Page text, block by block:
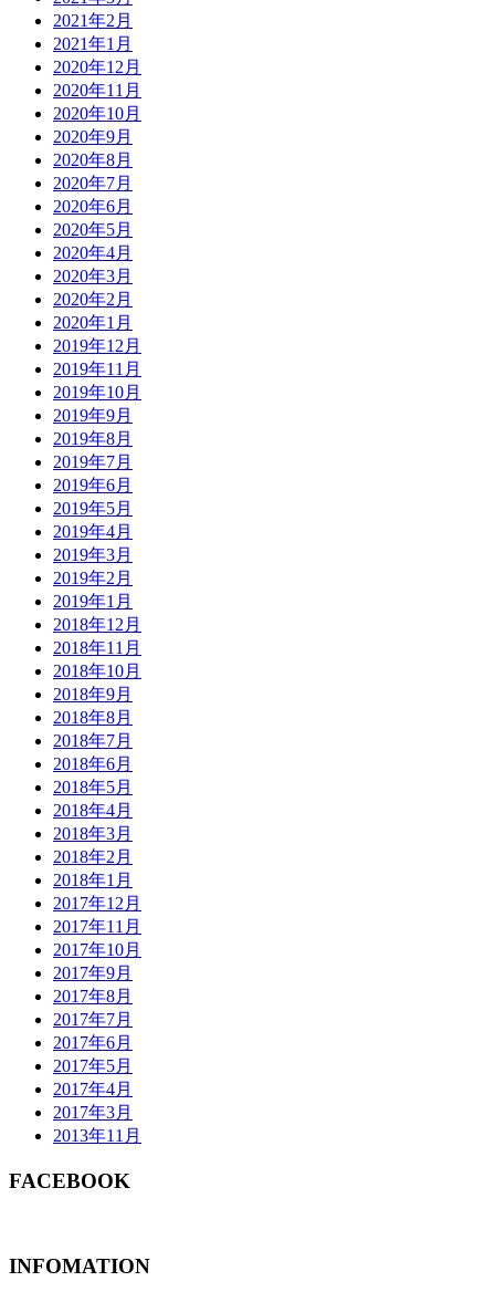
2021年2月
2021年1月
2020年12月
2020年11月
2020年10月
2020年9月
2020年8月
2020年7月
2020年6月
2020年5月
2020年4月
2020年3月
2020年2月
2020年1月
2019年12月
2019年11月
2019年10月
2019年9月
2019年8月
2019年7月
2019年6月
2019年5月
2019年4月
2019年3月
2019年2月
2019年1月
2018年12月
2018年11月
2018年10月
2018年9月
2018年8月
2018年7月
2018年6月
2018年5月
2018年4月
2018年3月
2018年2月
2018年1月
2017年12月
2017年11月
2017年10月
2017年9月
2017年8月
2017年7月
2017年6月
2017年5月
2017年4月
2017年3月
2013年11月
FACEBOOK
INFOMATION